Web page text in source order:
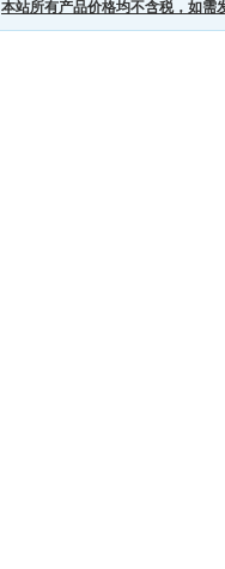
本站所有产品价格均不含税，如需